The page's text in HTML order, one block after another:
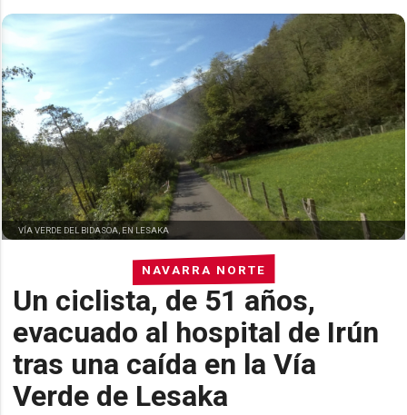
NAVARRA NORTE
Un ciclista, de 51 años,
evacuado al hospital de Irún
tras una caída en la Vía
Verde de Lesaka
VÍA VERDE DEL BIDASOA, EN LESAKA